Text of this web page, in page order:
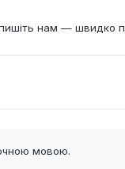
нам — швидко
мовою.